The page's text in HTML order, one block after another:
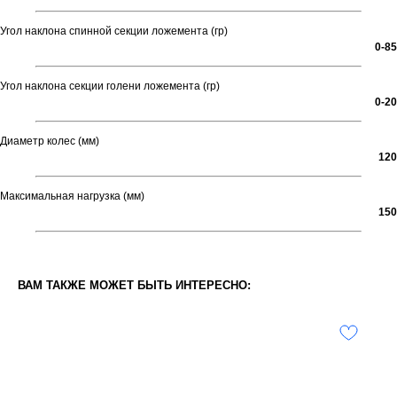
Угол наклона спинной секции ложемента (гр)
0-85
Угол наклона секции голени ложемента (гр)
0-20
Диаметр колес (мм)
120
Максимальная нагрузка (мм)
150
ВАМ ТАКЖЕ МОЖЕТ БЫТЬ ИНТЕРЕСНО: